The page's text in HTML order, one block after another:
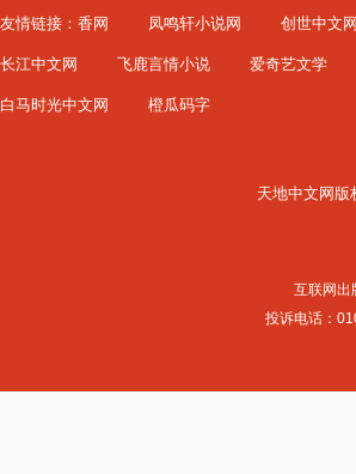
友情链接： 香网 凤鸣轩小说网 创世中文网
长江中文网 飞鹿言情小说 爱奇艺文学
白马时光中文网 橙瓜码字
天地中文网版
互联网出
投诉电话：